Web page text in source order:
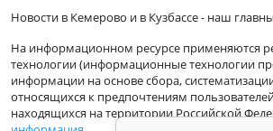
Новости в Кемерово и в Кузбассе - наш
На информационном ресурсе применяются
технологии (информационные технологии
информации на основе сбора,
относящихся к предпочтениям
находящихся на территории Российской